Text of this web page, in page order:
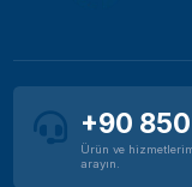
+90
Ürün ve
arayın.